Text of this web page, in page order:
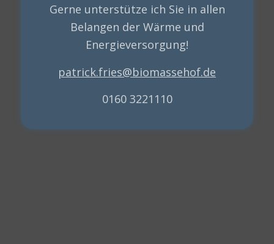
Gerne unterstütze ich Sie in allen
Belangen der Wärme und
Energieversorgung!
patrick.fries@biomassehof.de
0160 3221110